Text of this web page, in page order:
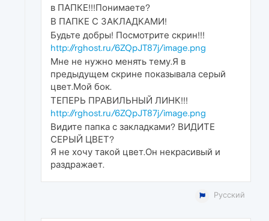
в ПАПКЕ!!!Понимаете?
В ПАПКЕ С ЗАКЛАДКАМИ!
Будьте добры! Посмотрите скрин!!!
http://rghost.ru/6ZQpJT87j/image.png
Мне не нужно менять тему.Я в
предыдущем скрине показывала серый
цвет.Мой бок.
ТЕПЕРЬ ПРАВИЛЬНЫЙ ЛИНК!!!
http://rghost.ru/6ZQpJT87j/image.png
Видите папка с закладками? ВИДИТЕ
СЕРЫЙ ЦВЕТ?
Я не хочу такой цвет.Он некрасивый и
раздражает.
Русский